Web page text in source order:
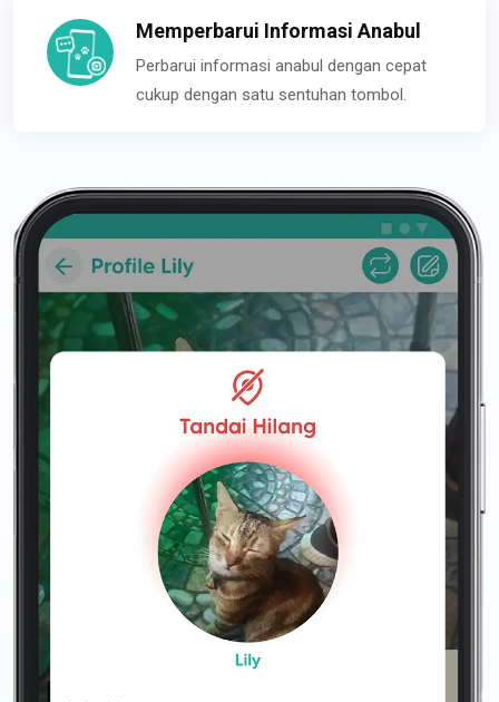
Memperbarui Informasi Anabul
Perbarui informasi anabul dengan cepat
cukup dengan satu sentuhan tombol.